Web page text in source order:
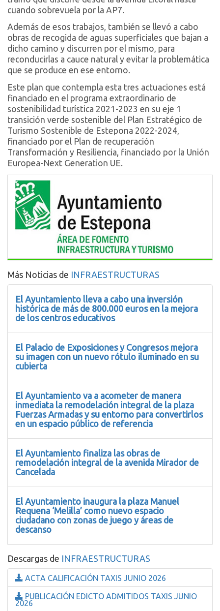
cuando sobrevuela por la AP7.
Además de esos trabajos, también se llevó a cabo
obras de recogida de aguas superficiales que bajan a
dicho camino y discurren por el mismo, para
reconducirlas a cauce natural y evitar la problemática
que se produce en ese entorno.
Este plan que contempla esta tres actuaciones está
financiado en el programa extraordinario de
sostenibilidad turística 2021-2023 en su eje 1
transición verde sostenible del Plan Estratégico de
Turismo Sostenible de Estepona 2022-2024,
financiado por el Plan de recuperación
Transformación y Resiliencia, financiado por la Unión
Europea-Next Generation UE.
Más Noticias de INFRAESTRUCTURAS
El Ayuntamiento lleva a cabo una inversión
histórica de más de 800.000 euros en la mejora
de los centros educativos
El Palacio de Exposiciones y Congresos mejora
su imagen con un nuevo rótulo iluminado en su
cubierta
El Ayuntamiento va a acometer de manera
inmediata la remodelación integral de la plaza
Fuerzas Armadas y su entorno para convertirlos
en un espacio público de referencia
El Ayuntamiento finaliza las obras de
remodelación integral de la avenida Mirador de
Cancelada
El Ayuntamiento inaugura la plaza Manuel
Requena ‘Melilla’ como nuevo espacio
ciudadano con zonas de juego y áreas de
descanso
Descargas de INFRAESTRUCTURAS
ACTA CALIFICACIÓN TAXIS JUNIO 2026
PUBLICACIÓN EDICTO ADMITIDOS TAXIS JUNIO
2026